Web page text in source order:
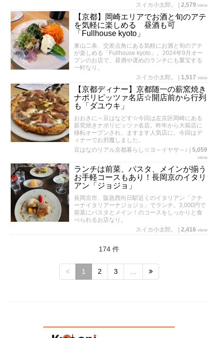
スイカ小太郎。
2,579 view
【京都】岡崎エリアでお酒と旬のアテ
を気軽に楽しめる 昼酒も可
「Fullhouse kyoto」
東山二条、交差点角にある気軽にお酒と旬のアテ
が楽しめる「Fullhouse kyoto」。2024年9月オー
プンのお店で、昼酒や遅めのランチにも重宝する
一軒なり。
スイカ小太郎。
1,517 view
【京都ディナー】京都随一の薪窯焼き
ナポリピッツァ名店☆開店前から行列
も「ダユウキ」
おおきに～豆はなどす☆今回は左京区岡崎にある
薪窯焼きナポリピッツァ名店。昨年から大箱店に
移転オープンされ、ますます人気店に。今回はデ
ィナーでお邪魔しました。
豆はなのリアル京都暮らし☆ヨ～イヤサ～♪
5,059
view
ランチは前菜、パスタ、メインが揃う
お手軽コースもあり！長岡京のイタリ
アン「ジョジョ」
長岡京市、阪急西向日駅近くのイタリアン「クチ
ーナイタリアーナジョジョ」でランチ。3,000円で
前菜にパスタとメイン！のコースをしっかりと食
べられるお店なり。
スイカ小太郎。
2,416 view
174 件
1 2 3